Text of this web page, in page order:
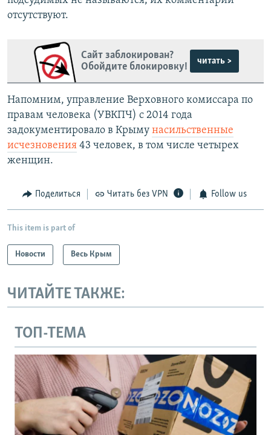
отсутствуют.
Сайт заблокирован?
Обойдите блокировку!
читать >
Напомним, управление Верховного комиссара по
правам человека (УВКПЧ) с 2014 года
задокументировало в Крыму насильственные
исчезновения 43 человек, в том числе четырех
женщин.
Поделиться Читать без VPN Follow us
This item is part of
Новости Весь Крым
ЧИТАЙТЕ ТАКЖЕ:
ТОП-ТЕМА